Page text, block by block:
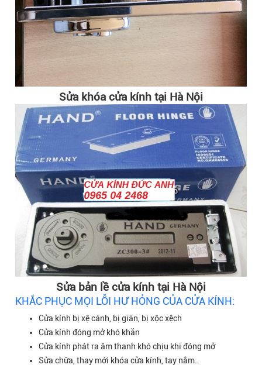
Sửa khóa cửa kính tại Hà Nội
Sửa bản lề cửa kính tại Hà Nội
KHẮC PHỤC MỌI LỖI HƯ HỎNG CỦA CỬA KÍNH:
Cửa kính bị xệ cánh, bị giãn, bị xộc xệch
Cửa kính đóng mở khó khăn
Cửa kính phát ra âm thanh khó chịu khi đóng mở
Sửa chữa, thay mới khóa cửa kính, tay nắm..